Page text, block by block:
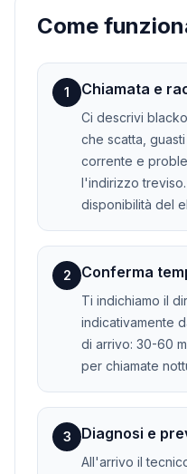
Come
1 Chiamata e
Ci descrivi
che scatta,
corrente e
l'indirizzo
disponibilità del
2 Conferma
Ti indichiamo il
indicativamente
di arrivo: 30-60
per chiamate
3 Diagnosi e
All'arrivo il